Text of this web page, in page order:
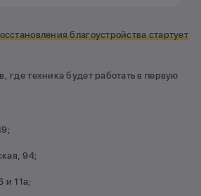
благоустройства стартует
где техника будет работать в первую
94;
и 11а;